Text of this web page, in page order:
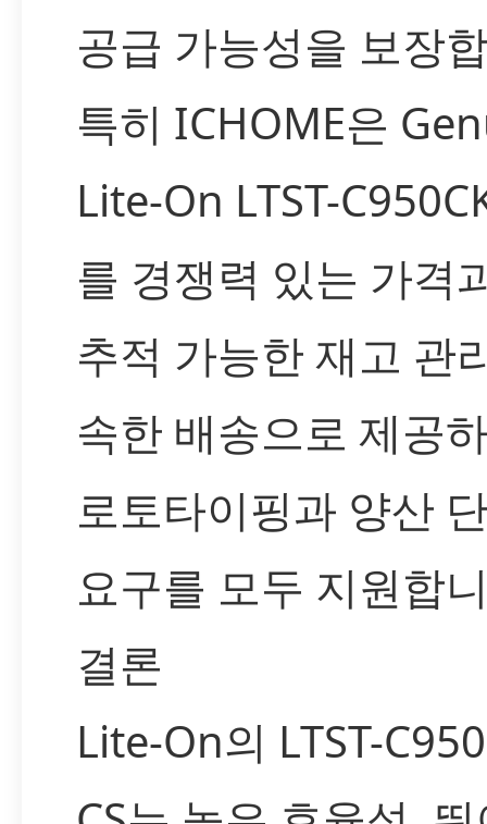
공급 가능성을 보장
특히 ICHOME은
Lite-On LTST-
를 경쟁력 있는 가격
추적 가능한 재고 관
속한 배송으로 제공
로토타이핑과 양산
요구를 모두 지원합
결론
Lite-On의 LTST-